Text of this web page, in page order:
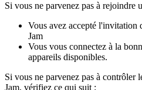
Si vous ne parvenez pas à rejoindre
Vous avez accepté l'invitation
Jam
Vous vous connectez à la
appareils disponibles.
Si vous ne parvenez pas à contrôler
Jam, vérifiez ce qui suit :